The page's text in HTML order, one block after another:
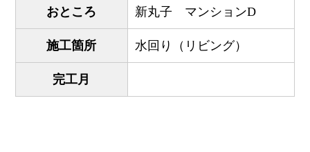
おところ 新丸子 マンションD
施工箇所 水回り（リビング）
完工月